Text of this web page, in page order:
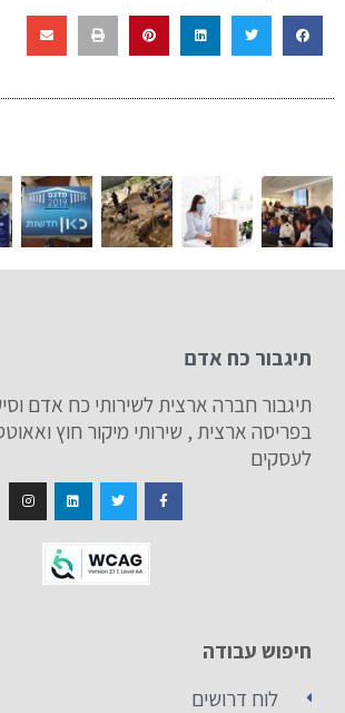
תיגבור כח אדם
תיגבור חברה ארצית לשירותי כח אדם
בפריסה ארצית , שירותי מיקור חוץ
לעסקים
חיפוש עבודה
לוח דרושים